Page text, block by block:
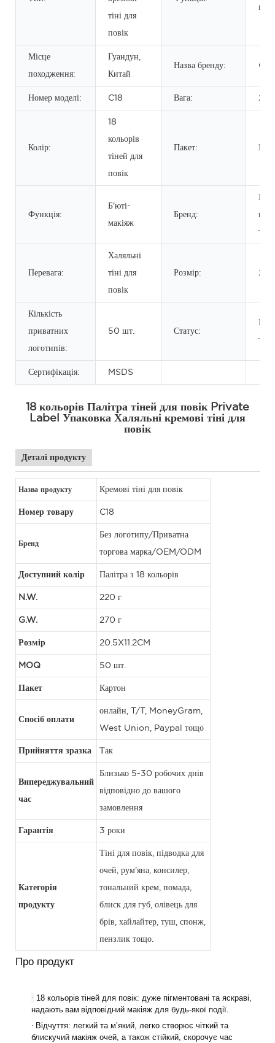
тіні для
повік
Місце
походження:
Гуандун,
Китай
Назва бренду:
Номер моделі: C18 Вага: 270
Колір:
18
кольорів
тіней для
повік
Пакет:
Функція:
Б'юті-
макіяж
Бренд:
Перевага:
Халяльні
тіні для
повік
Розмір:
Кількість
приватних
логотипів:
50 шт. Статус:
Сертифікація: MSDS
18 кольорів Палітра тіней для повік Private
Label Упаковка Халяльні кремові тіні для
повік
Деталі продукту
Назва продукту Кремові тіні для повік
Номер товару C18
Бренд
Без логотипу/Приватна
торгова марка/OEM/ODM
Доступний колір Палітра з 18 кольорів
N.W. 220 г
G.W. 270 г
Розмір 20.5X11.2CM
MOQ 50 шт.
Пакет Картон
Спосіб оплати
онлайн, T/T, MoneyGram,
West Union, Paypal тощо
Прийняття зразка Так
Випереджувальний
час
Близько 5-30 робочих днів
відповідно до вашого
замовлення
Гарантія 3 роки
Категорія
продукту
Тіні для повік, підводка для
очей, рум'яна, консилер,
тональний крем, помада,
блиск для губ, олівець для
брів, хайлайтер, туш, спонж,
пензлик тощо.
Про продукт
· 18 кольорів тіней для повік: дуже пігментовані та яскраві,
надають вам відповідний макіяж для будь-якої події.
· Відчуття: легкий та м’який, легко створює чіткий та
блискучий макіяж очей, а також стійкий, скорочує час